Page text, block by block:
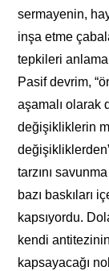
sermayenin,
inşa etme
tepkileri
Pasif devrim,
aşamalı olarak
değişikliklerin
tarzını
bazı baskıları
kapsıyordu.
kendi
kapsayacağı